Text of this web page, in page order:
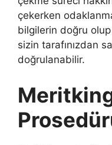
çekerken
bilgilerin doğru olup
sizin tarafınızdan
doğrulanabilir.